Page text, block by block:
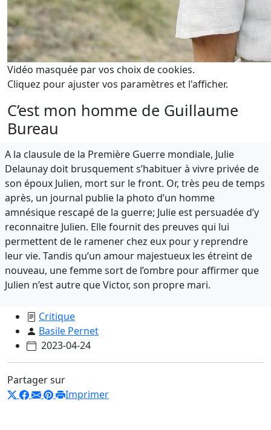
Vidéo masquée par vos choix de cookies.
Cliquez pour ajuster vos paramètres et l'afficher.
C’est mon homme de Guillaume
Bureau
A la clausule de la Première Guerre mondiale, Julie
Delaunay doit brusquement s’habituer à vivre privée de
son époux Julien, mort sur le front. Or, très peu de temps
après, un journal publie la photo d’un homme
amnésique rescapé de la guerre; Julie est persuadée d’y
reconnaitre Julien. Elle fournit des preuves qui lui
permettent de le ramener chez eux pour y reprendre
leur vie. Tandis qu’un amour majestueux les étreint de
nouveau, une femme sort de l’ombre pour affirmer que
Julien n’est autre que Victor, son propre mari.
Critique
Basile Pernet
2023-04-24
Partager sur
Imprimer